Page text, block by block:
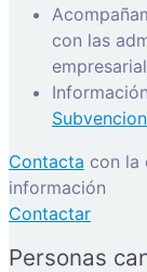
con las
Contacta con la
información
Contactar
Personas